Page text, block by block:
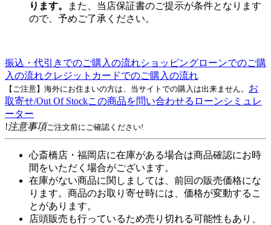
ります。
また、当店保証書のご提示が条件となります
ので、予めご了承ください。
振込・代引きでのご購入の流れショッピングローンでのご購
入の流れクレジットカードでのご購入の流れ
【ご注意】海外にお住まいの方は、当サイトでの購入は出来ません。 お
取寄せ/Out Of Stockこの商品を問い合わせる ローンシミュレ
ーター
!注意事項ご注文前にご確認ください!
心斎橋店・福岡店に在庫がある場合は商品確認にお時
間をいただく場合がございます。
在庫がない商品に関しましては、前回の販売価格にな
ります。商品のお取り寄せ時には、価格が変動するこ
とがあります。
店頭販売も行っているため売り切れる可能性もあり、